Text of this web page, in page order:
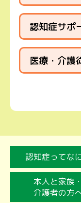
認知症サポ
医療・介護
認知症ってな
本人と家族・
介護者の方